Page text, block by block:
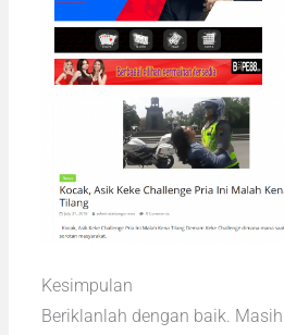
Kesimpulan
Beriklanlah dengan baik.